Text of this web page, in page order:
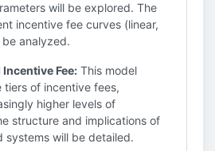
will be explored. The
incentive fee curves (linear,
analyzed.
Fee: This model
tiers of incentive fees,
higher levels of
structure and implications of
systems will be detailed.